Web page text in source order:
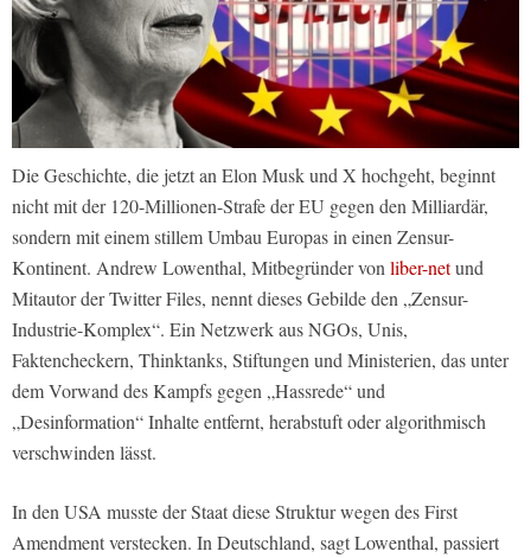
Die Geschichte, die jetzt an Elon Musk und X hochgeht, beginnt
nicht mit der 120-Millionen-Strafe der EU gegen den Milliardär,
sondern mit einem stillem Umbau Europas in einen Zensur-
Kontinent. Andrew Lowenthal, Mitbegründer vonliber-netund
Mitautor der Twitter Files, nennt dieses Gebilde den „Zensur-
Industrie-Komplex“. Ein Netzwerk aus NGOs, Unis,
Faktencheckern, Thinktanks, Stiftungen und Ministerien, das unter
dem Vorwand des Kampfs gegen „Hassrede“ und
„Desinformation“ Inhalte entfernt, herabstuft oder algorithmisch
verschwinden lässt.
In den USA musste der Staat diese Struktur wegen des First
Amendment verstecken. In Deutschland, sagt Lowenthal, passiert